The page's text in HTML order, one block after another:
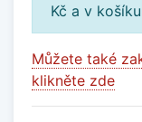
Kč a v
Můžete také
klikněte zde